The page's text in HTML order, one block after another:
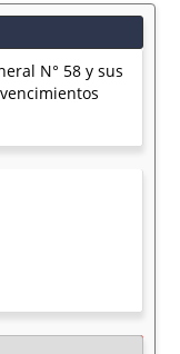
N° 58 y sus